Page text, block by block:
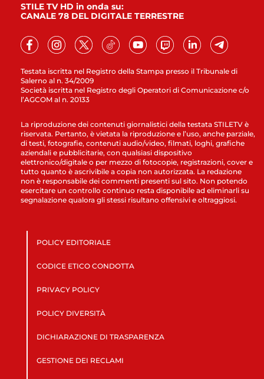
Testata iscritta nel Registro della Stampa presso il Tribunale di
Salerno al n. 34/2009
Società iscritta nel Registro degli Operatori di Comunicazione c/o
l’AGCOM al n. 20133
STILE TV HD in onda su:
CANALE 78 DEL DIGITALE TERRESTRE
La riproduzione dei contenuti giornalistici della testata STILETV è
riservata. Pertanto, è vietata la riproduzione e l’uso, anche parziale,
di testi, fotografie, contenuti audio/video, filmati, loghi, grafiche
aziendali e pubblicitarie, con qualsiasi dispositivo
elettronico/digitale o per mezzo di fotocopie, registrazioni, cover e
tutto quanto è ascrivibile a copia non autorizzata. La redazione
non è responsabile dei commenti presenti sul sito. Non potendo
esercitare un controllo continuo resta disponibile ad eliminarli su
segnalazione qualora gli stessi risultano offensivi e oltraggiosi.
POLICY EDITORIALE
CODICE ETICO CONDOTTA
PRIVACY POLICY
POLICY DIVERSITÀ
DICHIARAZIONE DI TRASPARENZA
GESTIONE DEI RECLAMI